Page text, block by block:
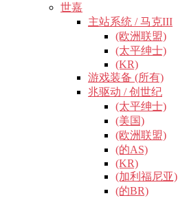
世嘉
主站系统 / 马克III
(欧洲联盟)
(太平绅士)
(KR)
游戏装备 (所有)
兆驱动 / 创世纪
(太平绅士)
(美国)
(欧洲联盟)
(的AS)
(KR)
(加利福尼亚)
(的BR)